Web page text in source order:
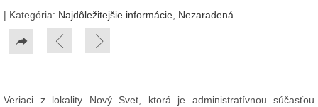
| Kategória: Najdôležitejšie informácie Nezaradená
Veriaci z lokality Nový Svet, ktorá je administratívnou súčasťou